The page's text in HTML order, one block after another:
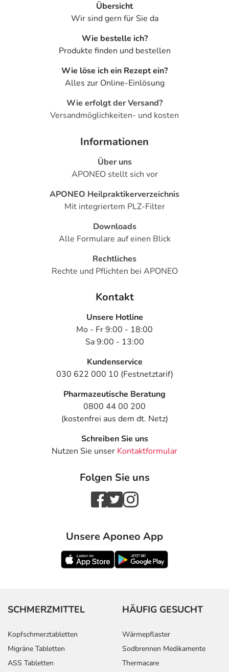
Übersicht
Wir sind gern für Sie da
Wie bestelle ich?
Produkte finden und bestellen
Wie löse ich ein Rezept ein?
Alles zur Online-Einlösung
Wie erfolgt der Versand?
Versandmöglichkeiten- und kosten
Informationen
Über uns
APONEO stellt sich vor
APONEO Heilpraktikerverzeichnis
Mit integriertem PLZ-Filter
Downloads
Alle Formulare auf einen Blick
Rechtliches
Rechte und Pflichten bei APONEO
Kontakt
Unsere Hotline
Mo - Fr 9:00 - 18:00
Sa 9:00 - 13:00
Kundenservice
030 622 000 10 (Festnetztarif)
Pharmazeutische Beratung
0800 44 00 200
(kostenfrei aus dem dt. Netz)
Schreiben Sie uns
Nutzen Sie unser Kontaktformular
Folgen Sie uns
Unsere Aponeo App
SCHMERZMITTEL
Kopfschmerztabletten
Migräne Tabletten
ASS Tabletten
HÄUFIG GESUCHT
Wärmepflaster
Sodbrennen Medikamente
Thermacare